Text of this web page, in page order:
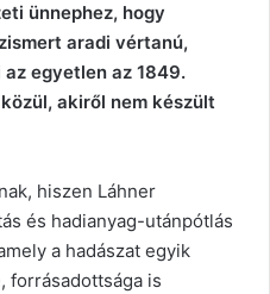
ünnephez, hogy
aradi vértanú,
egyetlen az 1849.
akiről nem készült
hiszen Láhner
és hadianyag-utánpótlás
a hadászat egyik
forrásadottsága is